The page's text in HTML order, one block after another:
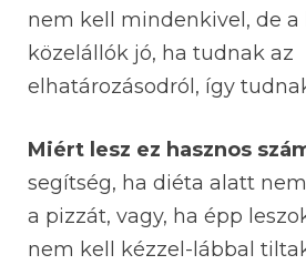
nem kell mindenkivel, de a
közelállók jó, ha tudnak az
elhatározásodról, így
Miért lesz ez hasznos
segítség, ha diéta alatt
a pizzát, vagy, ha épp
nem kell kézzel-lábbal